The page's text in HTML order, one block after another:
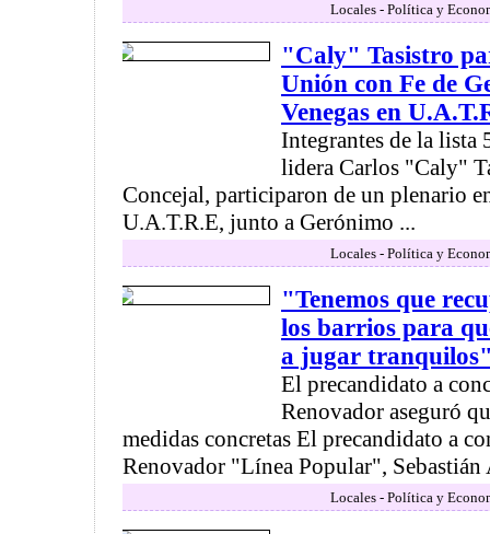
Locales - Política y
"Caly" Tasistro
Unión con Fe de
Venegas en
Integrantes de la lista
lidera Carlos "Caly"
Concejal, participaron de un plenario
U.A.T.R.E, junto a Gerónimo ...
Locales - Política y
"Tenemos que
los barrios para
a jugar
El precandidato a
Renovador aseguró
medidas concretas El precandidato a
Renovador "Línea Popular", Sebastián
Locales - Política y